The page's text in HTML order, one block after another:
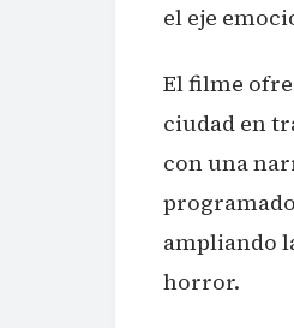
el eje
El filme
ciudad en
con una
ampliando
horror.